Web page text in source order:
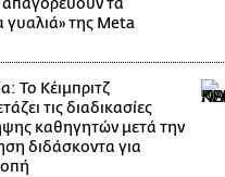
τα
γυαλιά» της Meta
Το Κέιμπριτζ
τις διαδικασίες
καθηγητών μετά την
διδάσκοντα για